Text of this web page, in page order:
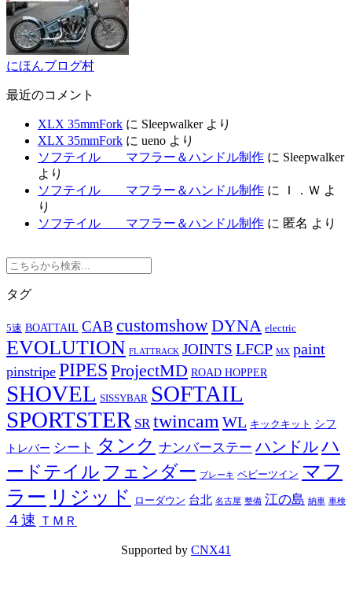
にほんブログ村
最近のコメント
XLX 35mmFork に Sleepwalkerより
XLX 35mmFork に ueno より
ソフテイル マフラー＆ハンドル制作 に Sleepwalker
より
ソフテイル マフラー＆ハンドル制作 に Ｉ．Ｗ よ
り
ソフテイル マフラー＆ハンドル制作 に 匿名 より
タグ
5速 BOATTAIL CAB customshowDYNA electric
EVOLUTION FLATTRACK JOINTS LFCP MX paint
pinstripe PIPES ProjectMD ROAD HOPPER
SHOVEL SISSYBAR SOFTAIL
SPORTSTER SR twincamWL キックキット シフ
トレバー シート タンク ナンバーステー ハンドルハ
ードテイル フェンダー ブレーキ ベビーツイン マフ
ラー リジッド ローダウン 台北 名古屋 整備 江の島 納車 車検
４速 ＴＭＲ
Supported by CNX41